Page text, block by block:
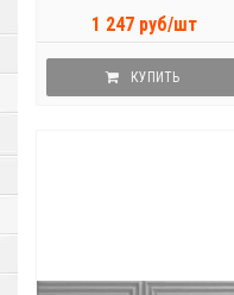
1 247 руб/шт
КУПИТЬ